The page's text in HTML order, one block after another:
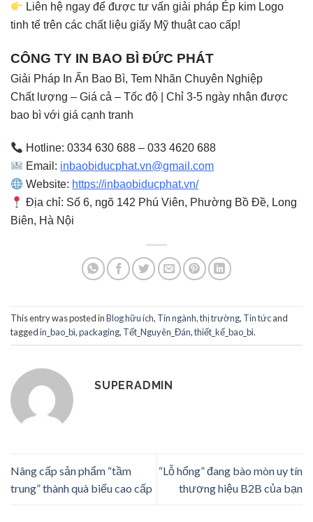
Liên hệ ngay để được tư vấn giải pháp Ép kim Logo
tinh tế trên các chất liệu giấy Mỹ thuật cao cấp!
CÔNG TY IN BAO BÌ ĐỨC PHÁT
Giải Pháp In Ấn Bao Bì, Tem Nhãn Chuyên Nghiệp
Chất lượng – Giá cả – Tốc độ | Chỉ 3-5 ngày nhận được
bao bì với giá cạnh tranh
Hotline: 0334 630 688 – 033 4620 688
Email: inbaobiducphat.vn@gmail.com
Website: https://inbaobiducphat.vn/
Địa chỉ: Số 6, ngõ 142 Phú Viên, Phường Bồ Đề, Long
Biên, Hà Nội
This entry was posted inBlog hữu ích, Tin ngành, thị trường, Tin tứcand
taggedin_bao_bì,packaging, Tết_Nguyên_Đán,thiết_kế_bao_bì.
SUPERADMIN
Nâng cấp sản phẩm “tầm
trung” thành quà biếu cao cấp
“Lỗ hổng” đang bào mòn uy tín
thương hiệu B2B của bạn